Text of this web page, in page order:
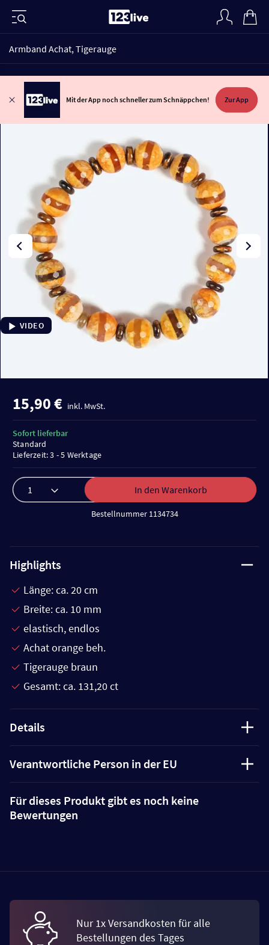
Armband Achat, Tigerauge
Mit der App noch schneller zum Schnäppchen! Zur App
VIDEO
15,90 € inkl. MwSt.
In den Warenkorb
Bestellnummer 1134734
Sofort lieferbar
Standard
Lieferzeit: 3 - 5 Werktage
Highlights
Länge: ca. 20 cm
Breite: ca. 10 mm
elastisch, endlos
Achat orange beh.
Tigerauge braun
Gesamt: ca. 131,20 ct
Details
Verantwortliche Person in der EU
Für dieses Produkt gibt es noch keine
Bewertungen
Nur 1x Versandkosten für alle
Bestellungen des Tages